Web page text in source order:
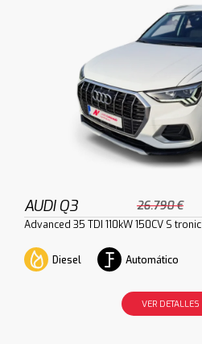
AUDI Q3 26.790 €
Advanced 35 TDI 110kW 150CV S tronic
Diesel Automático
VER DETALLES